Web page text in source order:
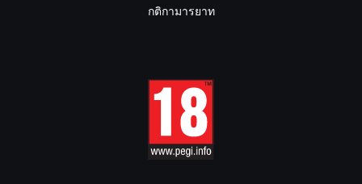
กติกามารยาท